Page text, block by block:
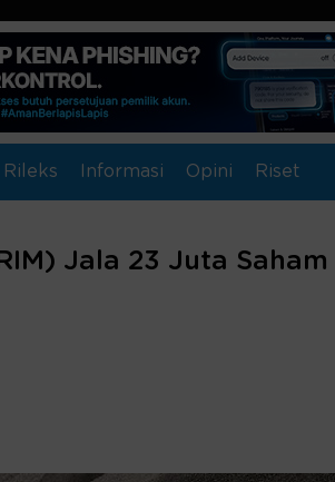
Rileks Informasi Opini Riset
Jala 23 Juta Saham